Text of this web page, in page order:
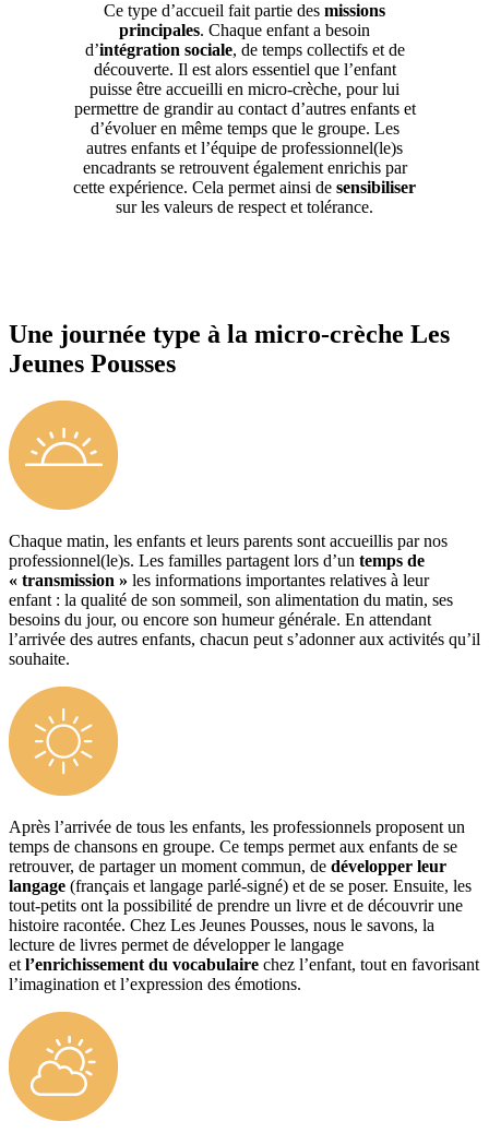
Ce type d’accueil fait partie des missions
principales. Chaque enfant a besoin
d’intégration sociale, de temps collectifs et de
découverte. Il est alors essentiel que l’enfant
puisse être accueilli en micro-crèche, pour lui
permettre de grandir au contact d’autres enfants et
d’évoluer en même temps que le groupe. Les
autres enfants et l’équipe de professionnel(le)s
encadrants se retrouvent également enrichis par
cette expérience. Cela permet ainsi de sensibiliser
sur les valeurs de respect et tolérance.
Une journée type à la micro-crèche Les
Jeunes Pousses
Chaque matin, les enfants et leurs parents sont accueillis par nos
professionnel(le)s. Les familles partagent lors d’un temps de
« transmission » les informations importantes relatives à leur
enfant : la qualité de son sommeil, son alimentation du matin, ses
besoins du jour, ou encore son humeur générale. En attendant
l’arrivée des autres enfants, chacun peut s’adonner aux activités qu’il
souhaite.
Après l’arrivée de tous les enfants, les professionnels proposent un
temps de chansons en groupe. Ce temps permet aux enfants de se
retrouver, de partager un moment commun, de développer leur
langage (français et langage parlé-signé) et de se poser. Ensuite, les
tout-petits ont la possibilité de prendre un livre et de découvrir une
histoire racontée. Chez Les Jeunes Pousses, nous le savons, la
lecture de livres permet de développer le langage
et l’enrichissement du vocabulaire chez l’enfant, tout en favorisant
l’imagination et l’expression des émotions.